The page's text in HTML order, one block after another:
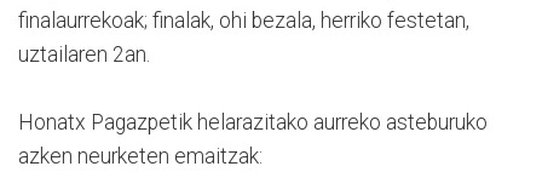
finalaurrekoak; finalak, ohi bezala, herriko festetan,
uztailaren 2an.
Honatx Pagazpetik helarazitako aurreko asteburuko
azken neurketen emaitzak: